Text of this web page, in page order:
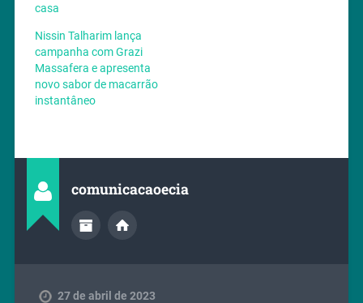
casa
Nissin Talharim lança
campanha com Grazi
Massafera e apresenta
novo sabor de macarrão
instantâneo
comunicacaoecia
27 de abril de 2023